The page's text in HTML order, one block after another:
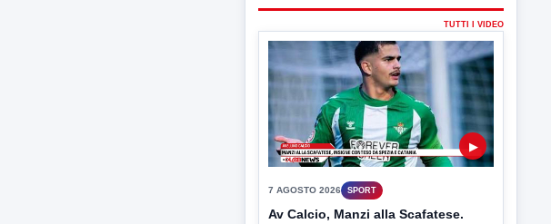
ULTIMI VIDEO
TUTTI I VIDEO